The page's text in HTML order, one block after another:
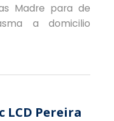
Madre para de
a domicilio
LCD Pereira